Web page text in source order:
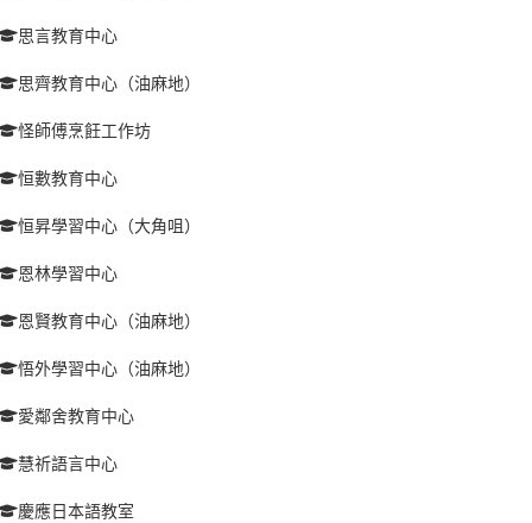
思言教育中心
思齊教育中心（油麻地）
怪師傅烹飪工作坊
恒數教育中心
恒昇學習中心（大角咀）
恩林學習中心
恩賢教育中心（油麻地）
悟外學習中心（油麻地）
愛鄰舍教育中心
慧祈語言中心
慶應日本語教室